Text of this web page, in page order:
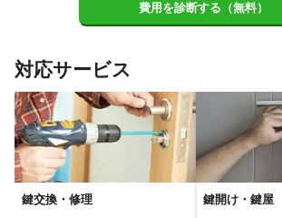
和歌山県】
かつらぎ町
有田川町
紀美野町
【京都府】
亀岡市 大山崎町 長岡京市 八幡市
向日市
精華町 城陽市 久御山町
京都市
木津川市 宇治田原町 京丹波町
費用を診断する（無料）
対応サービス
鍵交換・修理 鍵開け・鍵屋